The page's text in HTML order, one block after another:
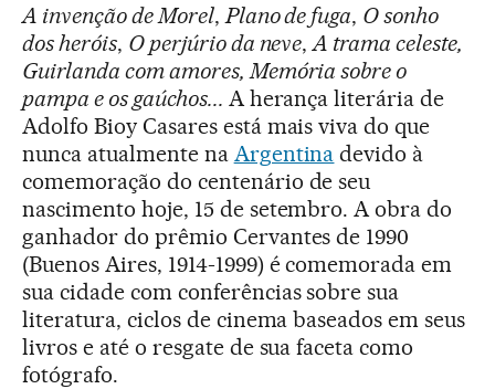
A invenção de Morel, Plano de fuga, O sonho
dos heróis, O perjúrio da neve,A trama celeste,
Guirlanda com amores, Memória sobre o
pampa e os gaúchos... A herança literária de
Adolfo Bioy Casares está mais viva do que
nunca atualmente na Argentina devido à
comemoração do centenário de seu
nascimento hoje, 15 de setembro. A obra do
ganhador do prêmio Cervantes de 1990
(Buenos Aires, 1914-1999) é comemorada em
sua cidade com conferências sobre sua
literatura, ciclos de cinema baseados em seus
livros e até o resgate de sua faceta como
fotógrafo.